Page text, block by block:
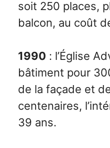
soit 250 places,
balcon, au coût
1990 : l’Église
bâtiment pour
de la façade et
centenaires,
39 ans.